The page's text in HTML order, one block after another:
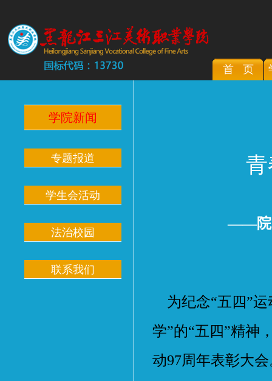
首 页
学院新闻
专题报道
学生会活动
法治校园
联系我们
——院
为纪念“五四”运
学”的“五四”精神
动97周年表彰大